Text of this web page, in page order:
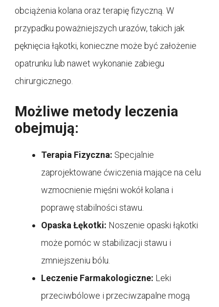
obciążenia kolana oraz terapię fizyczną. W
przypadku poważniejszych urazów, takich jak
pęknięcia łąkotki, konieczne może być założenie
opatrunku lub nawet wykonanie zabiegu
chirurgicznego.
Możliwe metody leczenia
obejmują:
Terapia Fizyczna: Specjalnie
zaprojektowane ćwiczenia mające na celu
wzmocnienie mięśni wokół kolana i
poprawę stabilności stawu.
Opaska Łękotki: Noszenie opaski łąkotki
może pomóc w stabilizacji stawu i
zmniejszeniu bólu.
Leczenie Farmakologiczne: Leki
przeciwbólowe i przeciwzapalne mogą